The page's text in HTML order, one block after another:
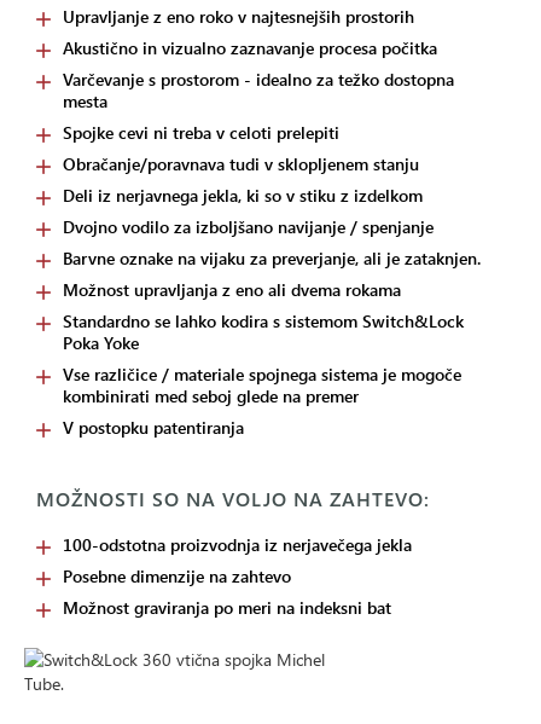
Upravljanje z eno roko v najtesnejših prostorih
Akustično in vizualno zaznavanje procesa počitka
Varčevanje s prostorom - idealno za težko dostopna
mesta
Spojke cevi ni treba v celoti prelepiti
Obračanje/poravnava tudi v sklopljenem stanju
Deli iz nerjavnega jekla, ki so v stiku z izdelkom
Dvojno vodilo za izboljšano navijanje / spenjanje
Barvne oznake na vijaku za preverjanje, ali je zataknjen.
Možnost upravljanja z eno ali dvema rokama
Standardno se lahko kodira s sistemom Switch&Lock
Poka Yoke
Vse različice / materiale spojnega sistema je mogoče
kombinirati med seboj glede na premer
V postopku patentiranja
MOŽNOSTI SO NA VOLJO NA ZAHTEVO:
100-odstotna proizvodnja iz nerjavečega jekla
Posebne dimenzije na zahtevo
Možnost graviranja po meri na indeksni bat